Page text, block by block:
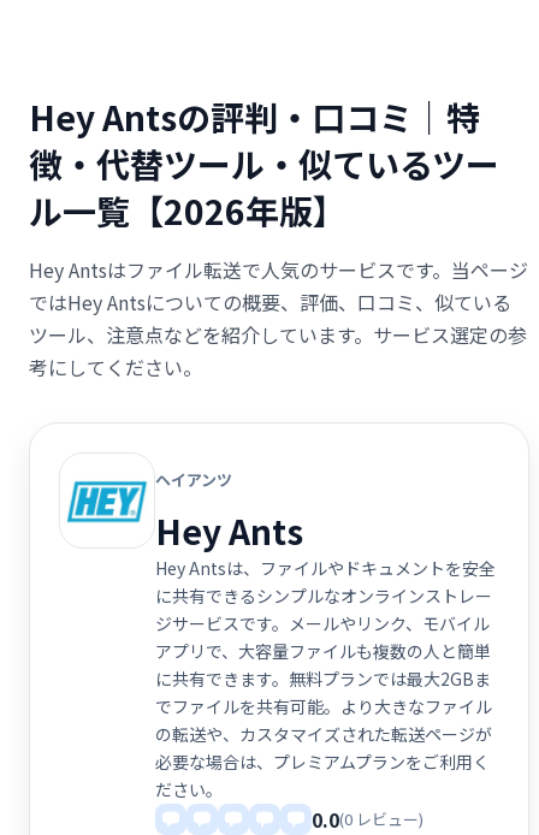
Hey Antsの評判・口コミ｜特
徴・代替ツール・似ているツー
ル一覧【2026年版】
Hey Antsはファイル転送で人気のサービスです。当ページ
ではHey Antsについての概要、評価、口コミ、似ている
ツール、注意点などを紹介しています。サービス選定の参
考にしてください。
ヘイアンツ
Hey Ants
Hey Antsは、ファイルやドキュメントを安全
に共有できるシンプルなオンラインストレー
ジサービスです。メールやリンク、モバイル
アプリで、大容量ファイルも複数の人と簡単
に共有できます。無料プランでは最大2GBま
でファイルを共有可能。より大きなファイル
の転送や、カスタマイズされた転送ページが
必要な場合は、プレミアムプランをご利用く
ださい。
0.0(0 レビュー)